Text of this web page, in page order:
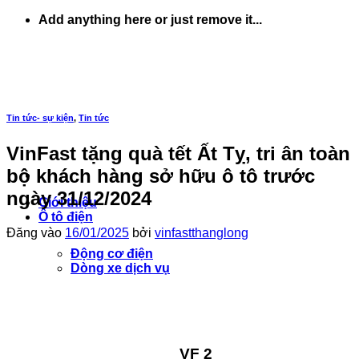
Add anything here or just remove it...
Giới thiệu
Ô tô điện
Động cơ điện
Dòng xe dịch vụ
VF 2
Tin tức- sự kiện, Tin tức
VinFast tặng quà tết Ất Tỵ, tri ân toàn
bộ khách hàng sở hữu ô tô trước
ngày 31/12/2024
Đăng vào 16/01/2025 bởi vinfastthanglong